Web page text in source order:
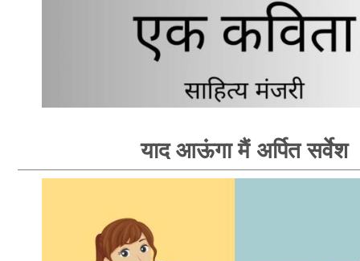
याद आऊंगा मैं अर्पित सर्वेश